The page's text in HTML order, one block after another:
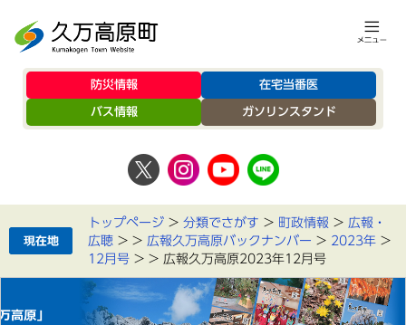
防災情報 在宅当番医
バス情報 ガソリンスタンド
トップページ > 分類でさがす > 町政情報 > 広報・
広聴 > > 広報久万高原バックナンバー > 2023年 >
12月号 > > 広報久万高原2023年12月号